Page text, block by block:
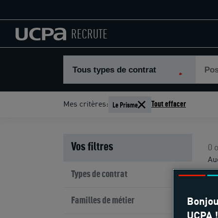
RECRUTE
Tous types de contrat
Mes critères: Le Prisme Tout effacer
Vos filtres
Types de contrat
Familles de métier
0